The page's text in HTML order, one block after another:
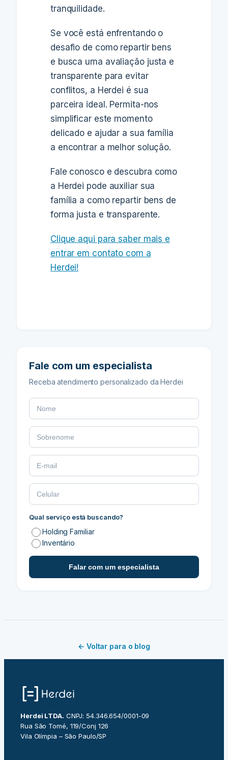
tranquilidade.
Se você está enfrentando o
desafio de como repartir bens
e busca uma avaliação justa e
transparente para evitar
conflitos, a Herdei é sua
parceira ideal. Permita-nos
simplificar este momento
delicado e ajudar a sua família
a encontrar a melhor solução.
Fale conosco e descubra como
a Herdei pode auxiliar sua
família a como repartir bens de
forma justa e transparente.
Clique aqui para saber mais e
entrar em contato com a
Herdei!
Fale com um especialista
Receba atendimento personalizado da Herdei
Qual serviço está buscando?
Holding Familiar
Inventário
Falar com um especialista
← Voltar para o blog
Herdei LTDA. CNPJ: 54.346.654/0001-09
Rua São Tomé, 119/Conj 126
Vila Olímpia – São Paulo/SP